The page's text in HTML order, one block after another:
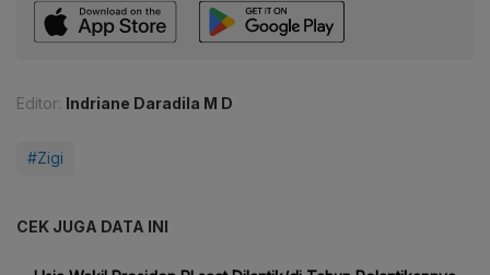
Editor: Indriane Daradila M D
#Zigi
CEK JUGA DATA INI